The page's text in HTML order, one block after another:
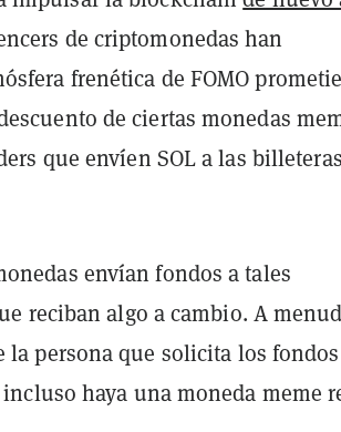
de criptomonedas han
frenética de FOMO
de ciertas monedas
que envíen SOL a las
envían fondos a tales
reciban algo a cambio. A
la persona que solicita los
haya una moneda meme